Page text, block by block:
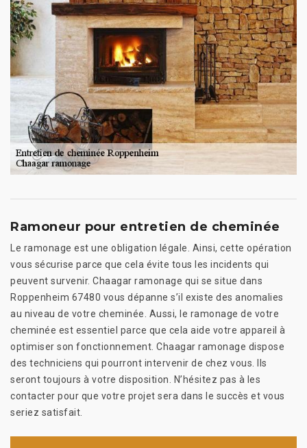
Ramoneur pour entretien de cheminée
Le ramonage est une obligation légale. Ainsi, cette opération
vous sécurise parce que cela évite tous les incidents qui
peuvent survenir. Chaagar ramonage qui se situe dans
Roppenheim 67480 vous dépanne s’il existe des anomalies
au niveau de votre cheminée. Aussi, le ramonage de votre
cheminée est essentiel parce que cela aide votre appareil à
optimiser son fonctionnement. Chaagar ramonage dispose
des techniciens qui pourront intervenir de chez vous. Ils
seront toujours à votre disposition. N’hésitez pas à les
contacter pour que votre projet sera dans le succès et vous
seriez satisfait.